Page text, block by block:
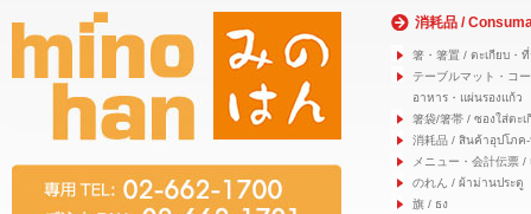
消耗品 /
箸・箸置 / ตะเกียบ・
テーブルマット・コ
อาหาร・แผ่นรองแก้ว
箸袋/箸帯 / ซองใส่ตะเ
消耗品 / สินค้าอุปโภค
メニュー・会計伝票 /
のれん / ผ้าม่านประตู
旗 / ธง